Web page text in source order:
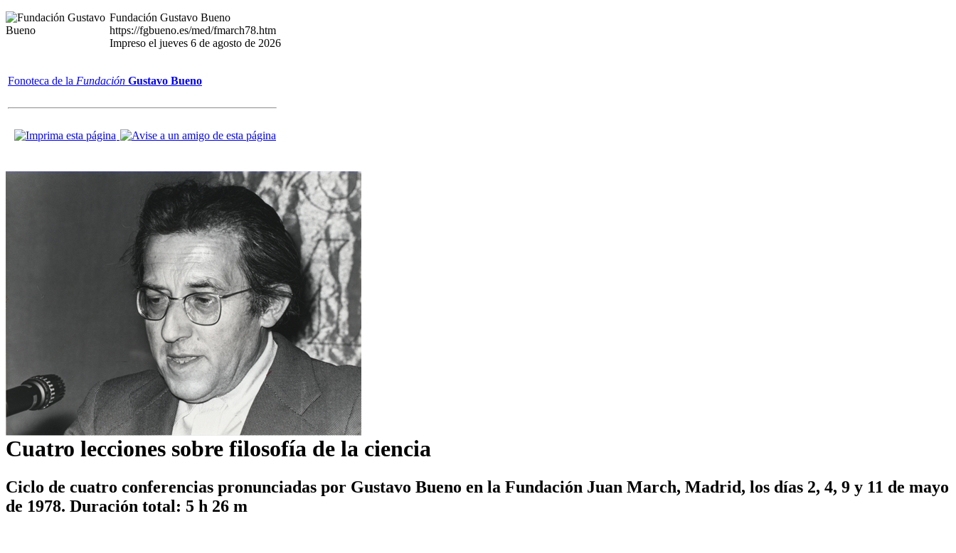
Fundación Gustavo Bueno
https://fgbueno.es/med/fmarch78.htm
Impreso el jueves 6 de agosto de 2026
Fonoteca de la Fundación Gustavo Bueno
Cuatro lecciones sobre filosofía de la ciencia
Ciclo de cuatro conferencias pronunciadas por Gustavo Bueno en la Fundación Juan March, Madrid, los días 2, 4, 9 y 11 de mayo
de 1978. Duración total: 5 h 26 m